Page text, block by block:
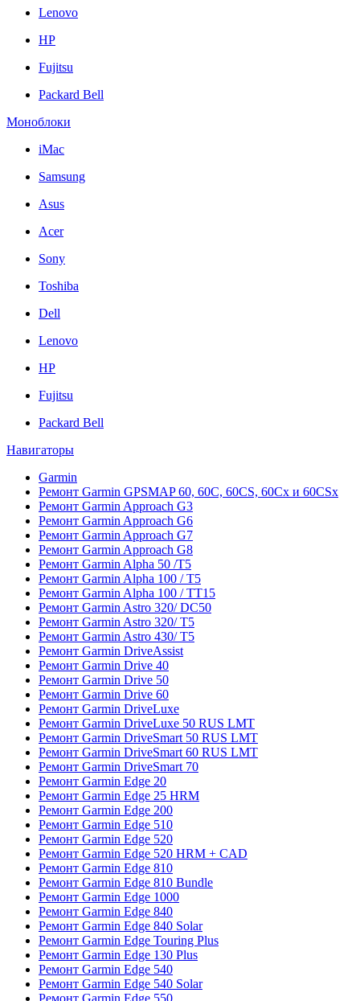
Lenovo
HP
Fujitsu
Packard Bell
Моноблоки
iMac
Samsung
Asus
Acer
Sony
Toshiba
Dell
Lenovo
HP
Fujitsu
Packard Bell
Навигаторы
Garmin
Ремонт Garmin GPSMAP 60, 60C, 60CS, 60Cx и 60CSx
Ремонт Garmin Approach G3
Ремонт Garmin Approach G6
Ремонт Garmin Approach G7
Ремонт Garmin Approach G8
Ремонт Garmin Alpha 50 /T5
Ремонт Garmin Alpha 100 / T5
Ремонт Garmin Alpha 100 / TT15
Ремонт Garmin Astro 320/ DC50
Ремонт Garmin Astro 320/ T5
Ремонт Garmin Astro 430/ T5
Ремонт Garmin DriveAssist
Ремонт Garmin Drive 40
Ремонт Garmin Drive 50
Ремонт Garmin Drive 60
Ремонт Garmin DriveLuxe
Ремонт Garmin DriveLuxe 50 RUS LMT
Ремонт Garmin DriveSmart 50 RUS LMT
Ремонт Garmin DriveSmart 60 RUS LMT
Ремонт Garmin DriveSmart 70
Ремонт Garmin Edge 20
Ремонт Garmin Edge 25 HRM
Ремонт Garmin Edge 200
Ремонт Garmin Edge 510
Ремонт Garmin Edge 520
Ремонт Garmin Edge 520 HRM + CAD
Ремонт Garmin Edge 810
Ремонт Garmin Edge 810 Bundle
Ремонт Garmin Edge 1000
Ремонт Garmin Edge 840
Ремонт Garmin Edge 840 Solar
Ремонт Garmin Edge Touring Plus
Ремонт Garmin Edge 130 Plus
Ремонт Garmin Edge 540
Ремонт Garmin Edge 540 Solar
Ремонт Garmin Edge 550